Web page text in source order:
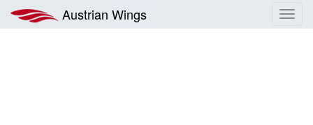
Inhalt
springen
Austrian Wings